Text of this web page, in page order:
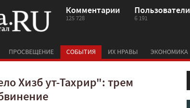
Комментарии
125 728
Пользователи
6 191
ПРОСВЕЩЕНИЕ СОБЫТИЯ ИХ НРАВЫ ЭКОНОМИКА
Хизб ут-Тахрир": трем